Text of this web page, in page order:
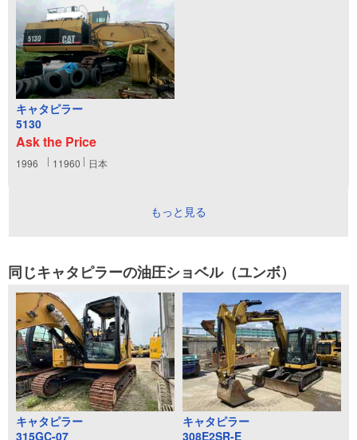
キャタピラー
5130
Ask the Price
1996 11960 日本
もっと見る
同じキャタピラーの油圧ショベル（ユンボ）
キャタピラー
315GC-07
キャタピラー
308E2SR-E